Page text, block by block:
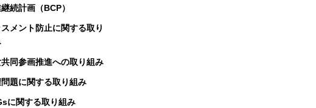
続計画（BCP）
メント防止に関する取り
同参画推進への取り組み
問題に関する取り組み
に関する取り組み